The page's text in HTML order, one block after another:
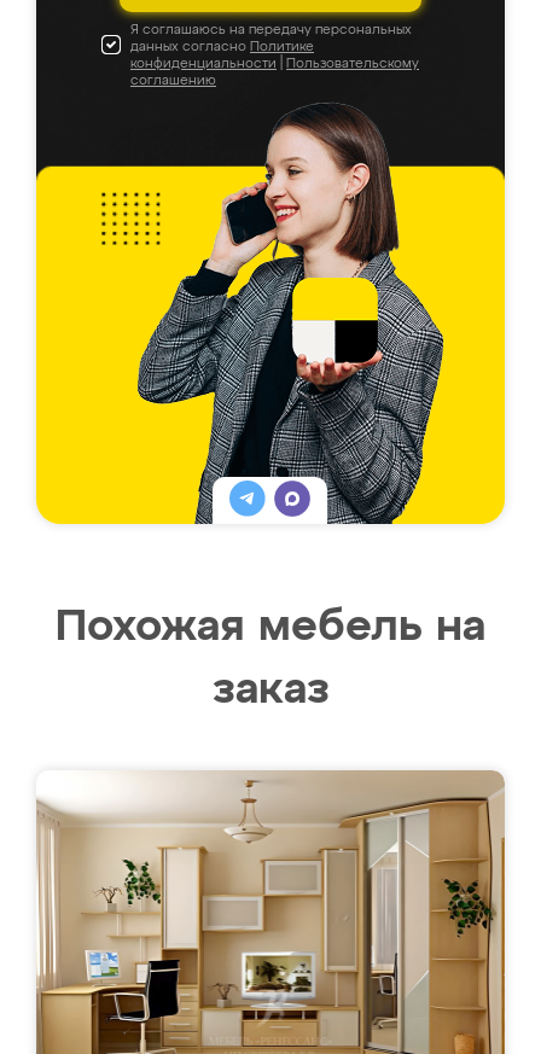
Я соглашаюсь на передачу персональных
данных согласно Политике
конфиденциальности
Пользовательскому
соглашению
Похожая мебель на
заказ